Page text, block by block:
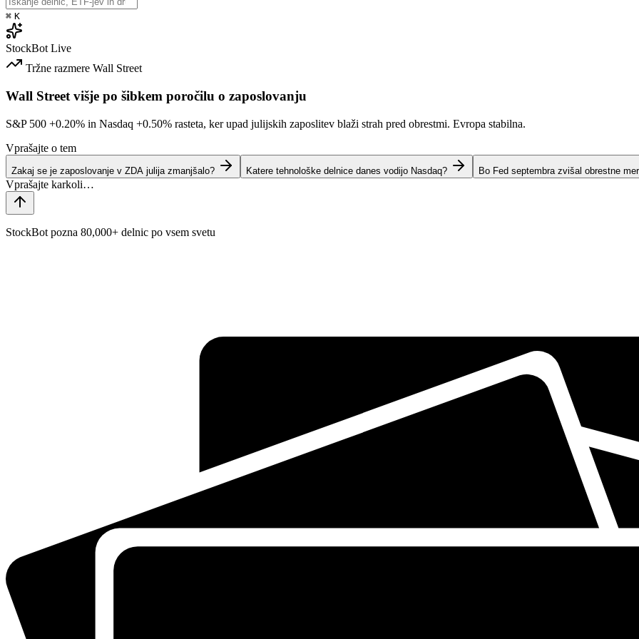
⌘ K
StockBot Live
Tržne razmere Wall Street
Wall Street višje po šibkem poročilu o zaposlovanju
S&P 500 +0.20% in Nasdaq +0.50% rasteta, ker upad julijskih zaposlitev blaži strah pred obrestmi. Evropa stabilna.
Vprašajte o tem
Zakaj se je zaposlovanje v ZDA julija zmanjšalo? Katere tehnološke delnice danes vodijo Nasdaq? Bo Fed septembra zvišal obrestne
StockBot pozna 80,000+ delnic po vsem svetu